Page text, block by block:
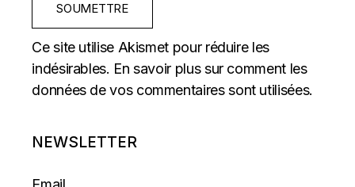
SOUMETTRE
Ce site utilise Akismet pour réduire les
indésirables. En savoir plus sur comment les
données de vos commentaires sont utilisées.
NEWSLETTER